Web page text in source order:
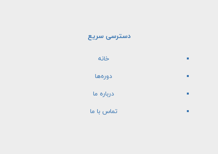
دسترسی سریع
خانه
دوره‌ها
درباره ما
تماس با ما